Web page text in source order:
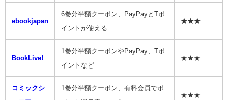
ebookjapan
6巻分半額クーポン、PayPayとTポ
イントが使える
★★★
BookLive!
1巻分半額クーポンやPayPay、Tポ
イントなど
★★★
コミックシ 1巻分半額クーポン、有料会員でポ
★★★